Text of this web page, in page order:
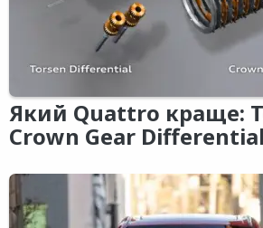
Який Quattro краще:
Crown Gear Differential